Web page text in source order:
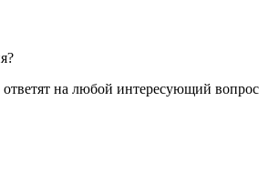
на любой интересующий вопрос